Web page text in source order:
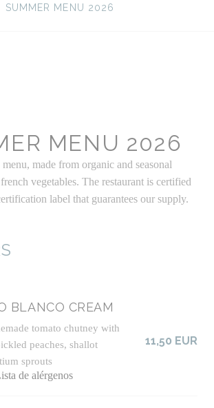
SUMMER MENU 2026
MENU 2026
made from organic and seasonal
vegetables. The restaurant is certified
label that guarantees our supply.
BLANCO CREAM
tomato chutney with
peaches, shallot
sprouts
de alérgenos
11,50 EUR